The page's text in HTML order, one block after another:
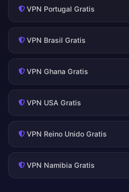
VPN Portugal Gratis
VPN Brasil Gratis
VPN Ghana Gratis
VPN USA Gratis
VPN Reino Unido Gratis
VPN Namibia Gratis